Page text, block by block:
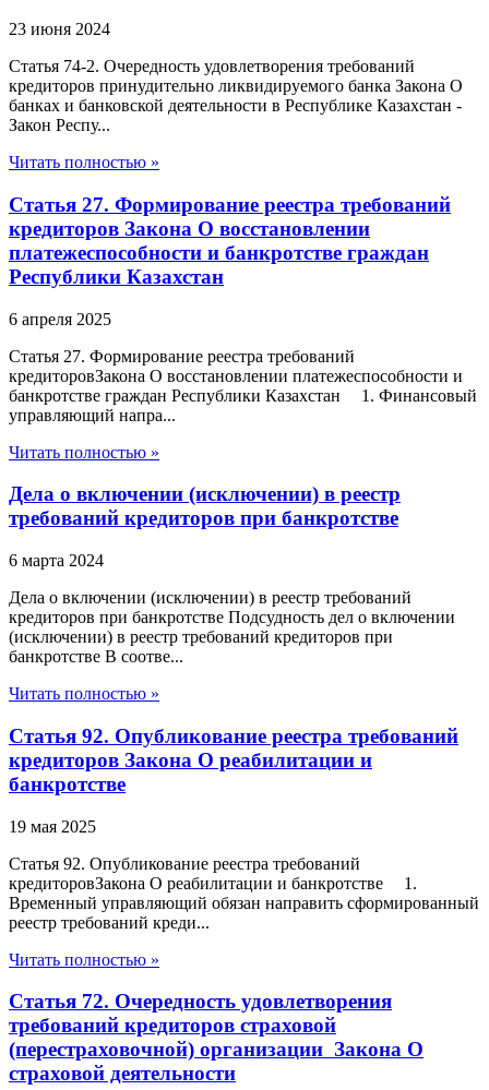
23 июня 2024
Статья 74-2. Очередность удовлетворения требований
кредиторов принудительно ликвидируемого банка Закона О
банках и банковской деятельности в Республике Казахстан -
Закон Респу...
Читать полностью »
Статья 27. Формирование реестра требований
кредиторов Закона О восстановлении
платежеспособности и банкротстве граждан
Республики Казахстан
6 апреля 2025
Статья 27. Формирование реестра требований
кредиторовЗакона О восстановлении платежеспособности и
банкротстве граждан Республики Казахстан 1. Финансовый
управляющий напра...
Читать полностью »
Дела о включении (исключении) в реестр
требований кредиторов при банкротстве
6 марта 2024
Дела о включении (исключении) в реестр требований
кредиторов при банкротстве Подсудность дел о включении
(исключении) в реестр требований кредиторов при
банкротстве В соотве...
Читать полностью »
Статья 92. Опубликование реестра требований
кредиторов Закона О реабилитации и
банкротстве
19 мая 2025
Статья 92. Опубликование реестра требований
кредиторовЗакона О реабилитации и банкротстве 1.
Временный управляющий обязан направить сформированный
реестр требований креди...
Читать полностью »
Статья 72. Очередность удовлетворения
требований кредиторов страховой
(перестраховочной) организации Закона О
страховой деятельности